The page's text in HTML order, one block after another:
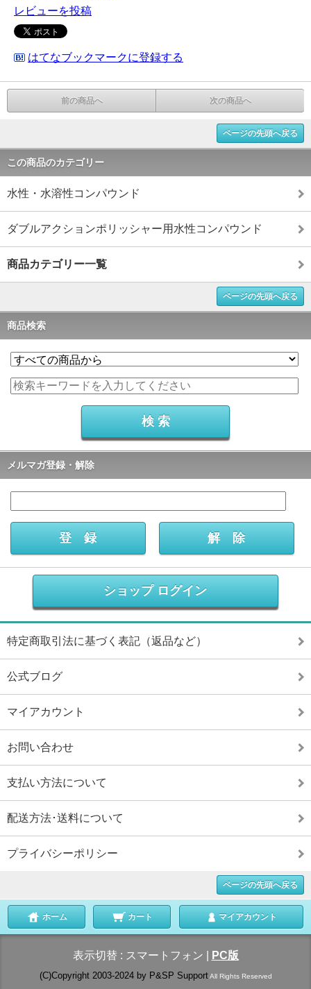
レビューを投稿
はてなブックマークに登録する
前の商品へ 次の商品へ
ページの先頭へ戻る
この商品のカテゴリー
水性・水溶性コンパウンド
ダブルアクションポリッシャー用水性コンパウンド
商品カテゴリー一覧
ページの先頭へ戻る
商品検索
メルマガ登録・解除
ショップ ログイン
特定商取引法に基づく表記（返品など）
公式ブログ
マイアカウント
お問い合わせ
支払い方法について
配送方法･送料について
プライバシーポリシー
ページの先頭へ戻る
ホーム カート マイアカウント
表示切替 : スマートフォン PC版
(C)Copyright 2003-2024 by P&SP SupportAll Rights Reserved